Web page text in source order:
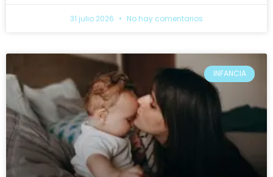
31 julio 2026 No hay comentarios
INFANCIA